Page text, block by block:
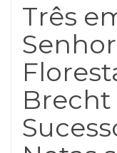
Três
Brecht